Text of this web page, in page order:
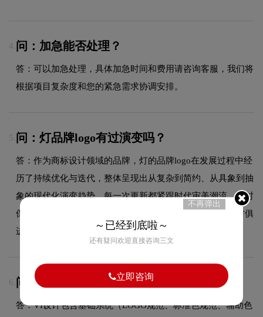
4. 问：加急能否处理？
答：可以加急处理，具体加急时间和费用请咨询客服，我们将
根据项目复杂度和您的紧急需求协调安排。
5. 问：灯品牌logo有过演变吗？
答：作为商标设计领域的品牌，灯的品牌logo在发展过程中经
历了持续优化与迭代，整体呈现出从复杂到简约、从具象到抽
象的现代化演变趋势。每一次更新都紧跟时代审美潮流，同时
保持品牌核心识别元素的延续性，使品牌视觉形象始终与时俱
进，历久弥新。
6. 问：VI设计包含哪些物料？
答：VI设计包含基础系统（LOGO规范、标准色规范、辅助色
不再弹出
～已经到底啦～
还有疑问欢迎直接咨询三文
立即咨询